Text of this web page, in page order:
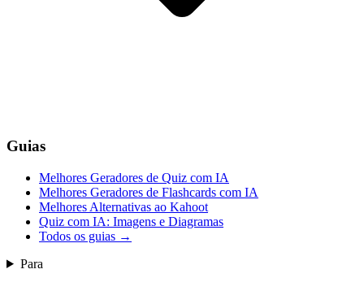
Guias
Melhores Geradores de Quiz com IA
Melhores Geradores de Flashcards com IA
Melhores Alternativas ao Kahoot
Quiz com IA: Imagens e Diagramas
Todos os guias →
Para